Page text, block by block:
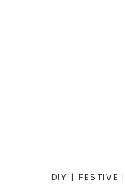
DIY | FESTIVE |